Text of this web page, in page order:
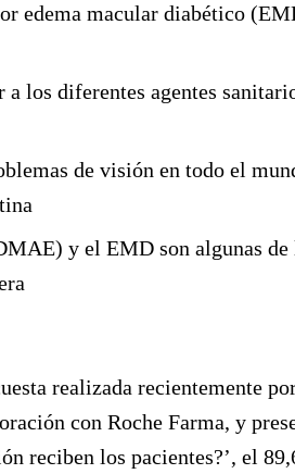
edema macular diabético
los diferentes agentes
de visión en todo el
y el EMD son algunas de
realizada recientemente
con Roche Farma, y
reciben los pacientes?’, el